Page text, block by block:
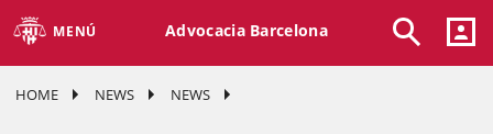
MENÚ Advocacia Barcelona
HOME NEWS NEWS